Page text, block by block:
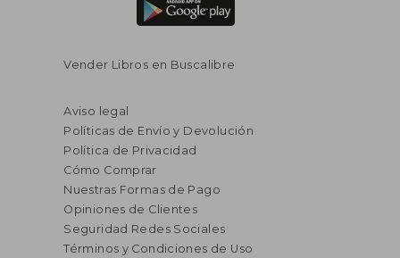
Vender Libros en Buscalibre
Aviso legal
Políticas de Envío y Devolución
Política de Privacidad
Cómo Comprar
Nuestras Formas de Pago
Opiniones de Clientes
Seguridad Redes Sociales
Términos y Condiciones de Uso